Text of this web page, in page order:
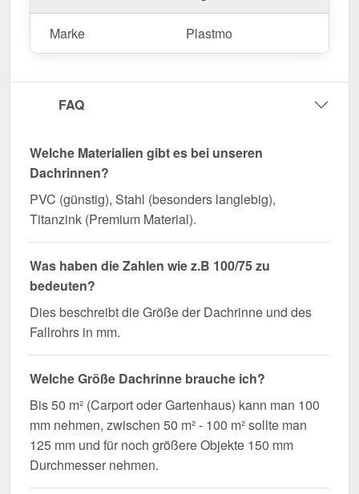
Marke Plastmo
FAQ
Welche Materialien gibt es bei unseren
Dachrinnen?
PVC (günstig), Stahl (besonders langlebig),
Titanzink (Premium Material).
Was haben die Zahlen wie z.B 100/75 zu
bedeuten?
Dies beschreibt die Größe der Dachrinne und des
Fallrohrs in mm.
Welche Größe Dachrinne brauche ich?
Bis 50 m² (Carport oder Gartenhaus) kann man 100
mm nehmen, zwischen 50 m² - 100 m² sollte man
125 mm und für noch größere Objekte 150 mm
Durchmesser nehmen.